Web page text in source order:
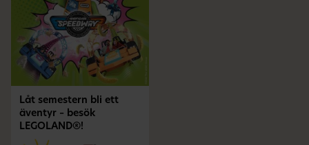
Låt semestern bli ett
äventyr – besök
LEGOLAND®!